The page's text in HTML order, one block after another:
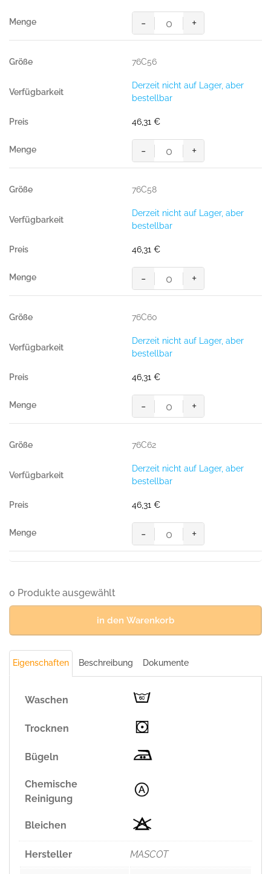
MASCOT® PASADENA
Menge
- +
76C56
Derzeit nicht auf Lager, aber
bestellbar
46,31 €
MASCOT® PASADENA
Menge
- +
76C58
Derzeit nicht auf Lager, aber
bestellbar
46,31 €
MASCOT® PASADENA
Menge
- +
76C60
Derzeit nicht auf Lager, aber
bestellbar
46,31 €
MASCOT® PASADENA
Menge
- +
76C62
Derzeit nicht auf Lager, aber
bestellbar
46,31 €
MASCOT® PASADENA
Menge
- +
0 Produkte ausgewählt
in den Warenkorb
Eigenschaften Beschreibung Dokumente
Waschen
Trocknen
Bügeln
Chemische
Reinigung
Bleichen
Hersteller MASCOT